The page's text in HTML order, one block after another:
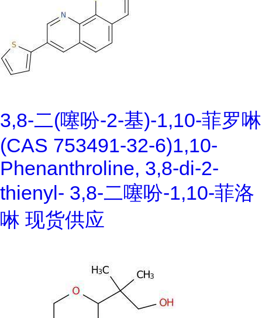
3,8-二(噻吩-2-基)-1,10-菲罗啉
(CAS 753491-32-6)1,10-
Phenanthroline, 3,8-di-2-
thienyl- 3,8-二噻吩-1,10-菲洛
啉 现货供应